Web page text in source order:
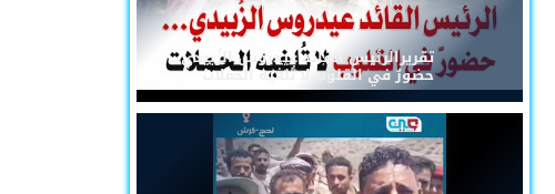
تقريرالرئيس القائد عيدروس الزُبيدي...
حضورٌ في القلوب لا تُلغيه الحملات